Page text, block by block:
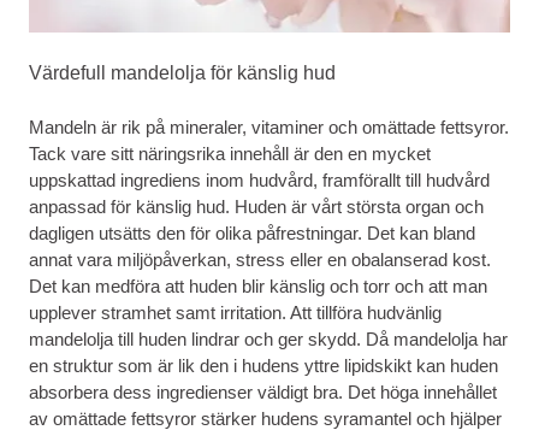
Värdefull mandelolja för känslig hud
Mandeln är rik på mineraler, vitaminer och omättade fettsyror.
Tack vare sitt näringsrika innehåll är den en mycket
uppskattad ingrediens inom hudvård, framförallt till hudvård
anpassad för känslig hud. Huden är vårt största organ och
dagligen utsätts den för olika påfrestningar. Det kan bland
annat vara miljöpåverkan, stress eller en obalanserad kost.
Det kan medföra att huden blir känslig och torr och att man
upplever stramhet samt irritation. Att tillföra hudvänlig
mandelolja till huden lindrar och ger skydd. Då mandelolja har
en struktur som är lik den i hudens yttre lipidskikt kan huden
absorbera dess ingredienser väldigt bra. Det höga innehållet
av omättade fettsyror stärker hudens syramantel och hjälper